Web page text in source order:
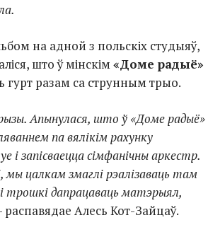
на адной з польскіх студыяў,
што ў мінскім «Доме радыё»
гурт разам са струнным трыо.
Апынулася, што ў «Доме радыё»
па вялікім рахунку
і запісваецца сімфанічны аркестр.
цалкам змаглі рэалізаваць там
трошкі дапрацаваць матэрыял,
распавядае Алесь Кот-Зайцаў.